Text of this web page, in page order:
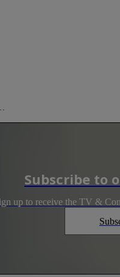
Subscribe to
up to receive the TV &